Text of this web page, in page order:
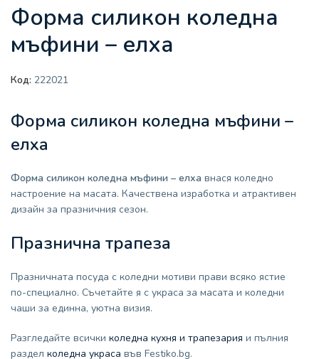
Форма силикон коледна
мъфини – елха
Код: 222021
Форма силикон коледна мъфини –
елха
Форма силикон коледна мъфини – елха внася коледно
настроение на масата. Качествена изработка и атрактивен
дизайн за празничния сезон.
Празнична трапеза
Празничната посуда с коледни мотиви прави всяко ястие
по-специално. Съчетайте я с украса за масата и коледни
чаши за единна, уютна визия.
Разгледайте всички коледна кухня и трапезария и пълния
раздел коледна украса във Festiko.bg.